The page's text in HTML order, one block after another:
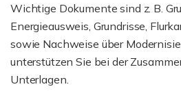
Wichtige Dokumente sind z. B.
Energieausweis, Grundrisse,
sowie Nachweise über
unterstützen Sie bei der
Unterlagen.